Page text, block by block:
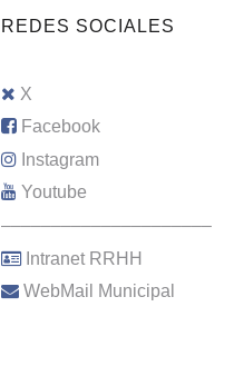
REDES SOCIALES
X
Facebook
Instagram
Youtube
–––––––––––––––––––––
Intranet RRHH
WebMail Municipal